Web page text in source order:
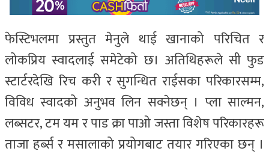
फेस्टिभलमा प्रस्तुत मेनुले थाई खानाको परिचित र
लोकप्रिय स्वादलाई समेटेको छ। अतिथिहरूले सी फुड
स्टार्टरदेखि रिच करी र सुगन्धित राईसका परिकारसम्म,
विविध स्वादको अनुभव लिन सक्नेछन् । प्ला साल्मन,
लब्सटर, टम यम र पाड क्रा पाओ जस्ता विशेष परिकारहरू
ताजा हर्ब्स र मसालाको प्रयोगबाट तयार गरिएका छन् ।